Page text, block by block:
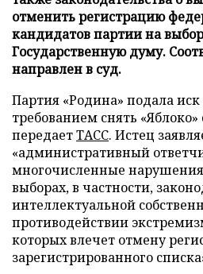
отменить регистрацию
кандидатов партии на
Государственную думу.
направлен в суд.
Партия «Родина» подала
требованием снять
передаетТАСС. Истец
«административный
многочисленные нарушения
выборах, в частности,
интеллектуальной
противодействии
которых влечет отмену
зарегистрированного